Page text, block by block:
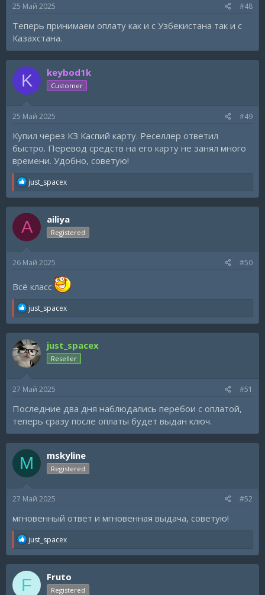
:
25 Май 2025 #48
Теперь принимаем оплату как и с Узбекистана так и с
Казахстана.
K keybod1k
Customer
25 Май 2025 #49
Купил через КЗ Каспий карту. Реселлер ответил
быстро. Перевод средств на его карту не занял много
времени. Удобно, советую!
R
a
c
t
i
o
:
just_spacex
A ailiya
Registered
26 Май 2025 #50
Всё класс
R
a
c
t
i
o
:
just_spacex
just_spacex
Reseller
27 Май 2025 #51
Последние два дня наблюдались перебои с оплатой,
теперь сразу после оплаты будет выдан ключ.
M mskyline
Registered
27 Май 2025 #52
мгновенный ответ и мгновенная выдача, советую!
R
a
c
i
just_spacex
F Fruto
Registered